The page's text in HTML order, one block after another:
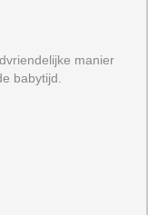
manier
babytijd.